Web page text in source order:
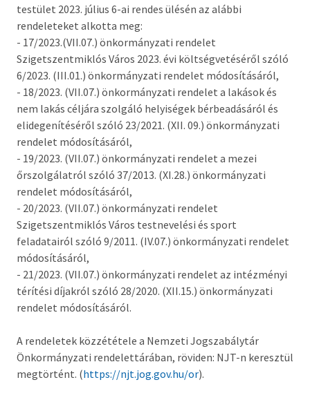
Országgyűlési képviselő
Képviselő-testület tagok és munkatervek
Képviselő-testületi és bizottsági ülések
anyagai
Hatályos rendelettár >
Képviselő-testületi tagok önéletrajzai,
vagyonnyilatkozatok
Bizottságok
Rendeletek kihirdetése
Nemzetiségi Önkormányzatok
Koncepciók
testület 2023. július 6-ai rendes ülésén az alábbi
rendeleteket alkotta meg:
- 17/2023.(VII.07.) önkormányzati rendelet
Szigetszentmiklós Város 2023. évi költségvetéséről szóló
6/2023. (III.01.) önkormányzati rendelet módosításáról,
- 18/2023. (VII.07.) önkormányzati rendelet a lakások és
nem lakás céljára szolgáló helyiségek bérbeadásáról és
elidegenítéséről szóló 23/2021. (XII. 09.) önkormányzati
rendelet módosításáról,
- 19/2023. (VII.07.) önkormányzati rendelet a mezei
őrszolgálatról szóló 37/2013. (XI.28.) önkormányzati
rendelet módosításáról,
- 20/2023. (VII.07.) önkormányzati rendelet
Szigetszentmiklós Város testnevelési és sport
feladatairól szóló 9/2011. (IV.07.) önkormányzati rendelet
módosításáról,
- 21/2023. (VII.07.) önkormányzati rendelet az intézményi
térítési díjakról szóló 28/2020. (XII.15.) önkormányzati
rendelet módosításáról.
A rendeletek közzététele a Nemzeti Jogszabálytár
Önkormányzati rendelettárában, röviden: NJT-n keresztül
megtörtént. (https://njt.jog.gov.hu/or).